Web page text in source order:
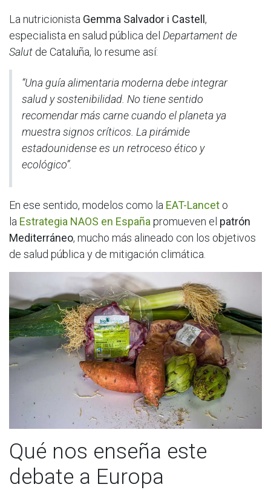
La nutricionista Gemma Salvador i Castell,
especialista en salud pública del Departament de
Salut de Cataluña, lo resume así:
“Una guía alimentaria moderna debe integrar
salud y sostenibilidad. No tiene sentido
recomendar más carne cuando el planeta ya
muestra signos críticos. La pirámide
estadounidense es un retroceso ético y
ecológico”.
En ese sentido, modelos como la EAT-Lancet o
la Estrategia NAOS en España promueven el patrón
Mediterráneo, mucho más alineado con los objetivos
de salud pública y de mitigación climática.
Qué nos enseña este
debate a Europa